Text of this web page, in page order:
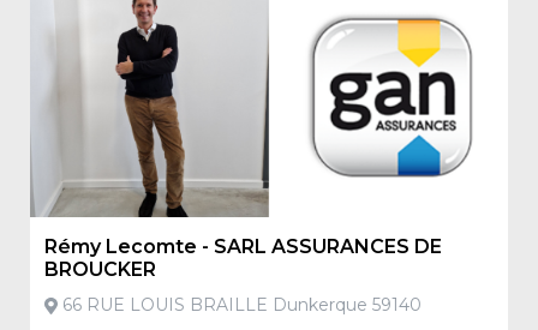
Rémy Lecomte - SARL ASSURANCES DE
BROUCKER
66 RUE LOUIS BRAILLE Dunkerque 59140